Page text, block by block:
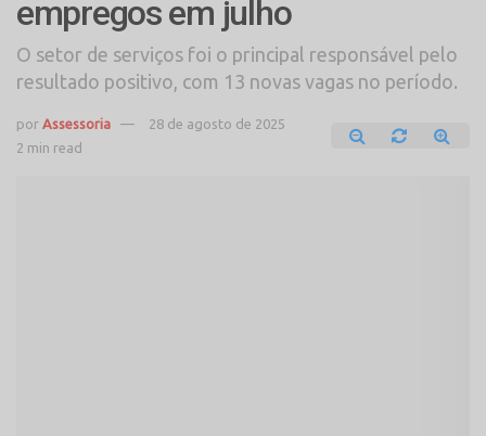
empregos em julho
O setor de serviços foi o principal responsável pelo
resultado positivo, com 13 novas vagas no período.
por Assessoria
28 de agosto de 2025
2 min read